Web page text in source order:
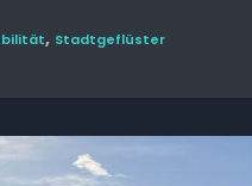
, Stadt­geflüster